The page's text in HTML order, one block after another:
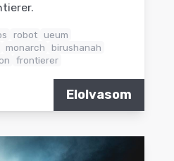
robot ueum
monarch
birushanah
frontierer
Elolvasom